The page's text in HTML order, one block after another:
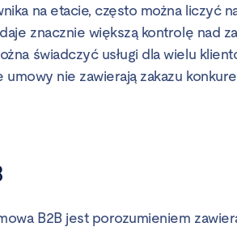
na etacie, często można liczyć
znacznie większą kontrolę nad
świadczyć usługi dla wielu
nie zawierają zakazu
B2B jest porozumieniem